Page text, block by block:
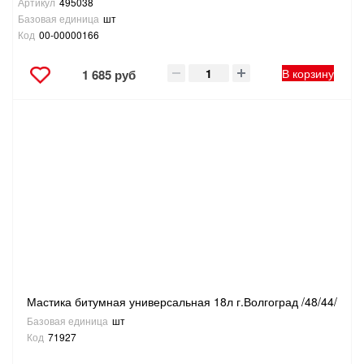
Базовая единица шт
Код 00-00000166
1 685 руб В корзину
Мастика битумная универсальная 18л г.Волгоград /48/44/
Базовая единица шт
Код 71927